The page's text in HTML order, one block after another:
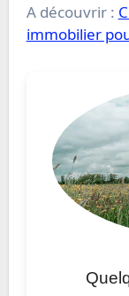
A découvrir :
immobilier